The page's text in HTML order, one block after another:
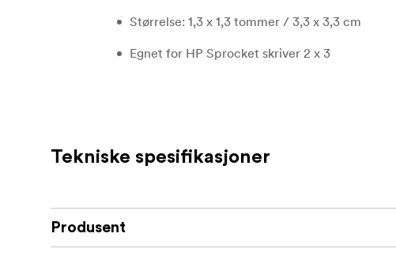
Størrelse: 1,3 x 1,3 tommer / 3,3 x 3,3 cm
Egnet for HP Sprocket skriver 2 x 3
Tekniske spesifikasjoner
Produsent